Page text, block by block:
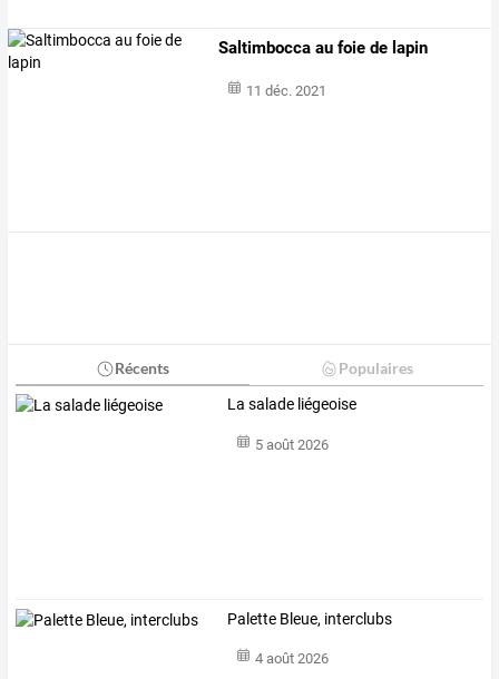
Saltimbocca au foie de lapin
11 déc. 2021
Récents Populaires
La salade liégeoise
5 août 2026
Palette Bleue, interclubs
4 août 2026